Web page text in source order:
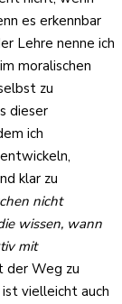
es erkennbar
Lehre nenne ich
moralischen
zu
dieser
ich
klar zu
nicht
wissen, wann
mit
der Weg zu
vielleicht auch